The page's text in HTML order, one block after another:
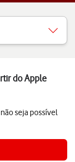
do Apple
seja possível